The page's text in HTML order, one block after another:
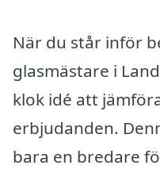
När du står inför
glasmästare i
klok idé att
erbjudanden.
bara en bredare